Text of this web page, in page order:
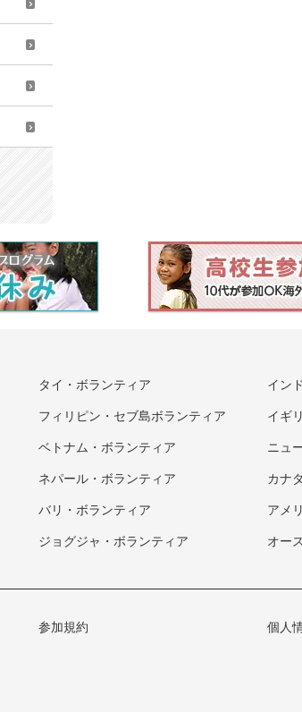
タイ・ボランティア
フィリピン・セブ島ボランティア
ベトナム・ボランティア
ネパール・ボランティア
バリ・ボランティア
ジョグジャ・ボランティア
イン
イギ
ニュ
カナ
アメ
オー
参加規約 個人